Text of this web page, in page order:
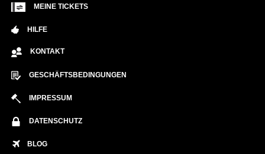
MEINE TICKETS
HILFE
KONTAKT
GESCHÄFTSBEDINGUNGEN
IMPRESSUM
DATENSCHUTZ
BLOG